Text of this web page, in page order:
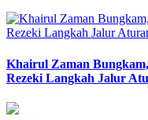
Khairul Zaman
Rezeki Langkah Jalur